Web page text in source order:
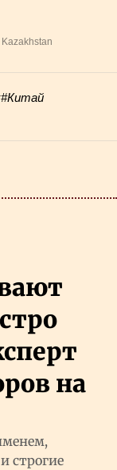
#Китай
на
строгие